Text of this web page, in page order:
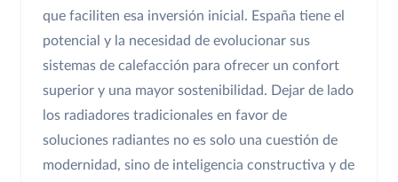
que faciliten esa inversión inicial. España tiene el
potencial y la necesidad de evolucionar sus
sistemas de calefacción para ofrecer un confort
superior y una mayor sostenibilidad. Dejar de lado
los radiadores tradicionales en favor de
soluciones radiantes no es solo una cuestión de
modernidad, sino de inteligencia constructiva y de